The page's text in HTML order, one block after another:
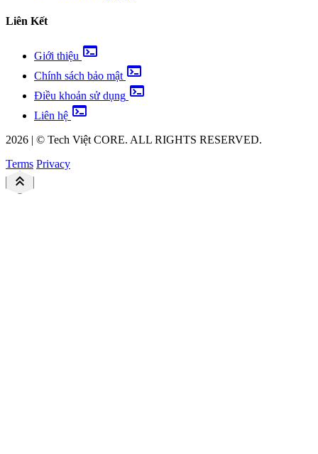
Liên Kết
Giới thiệu terminal
Chính sách bảo mật terminal
Điều khoản sử dụng terminal
Liên hệ terminal
2026 | © Tech ViệtCORE. ALL RIGHTS RESERVED.
Terms Privacy
keyboard_double_arrow_up